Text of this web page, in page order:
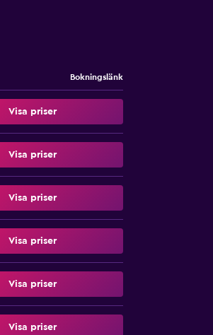
Bokningslänk
Visa priser
Visa priser
Visa priser
Visa priser
Visa priser
Visa priser